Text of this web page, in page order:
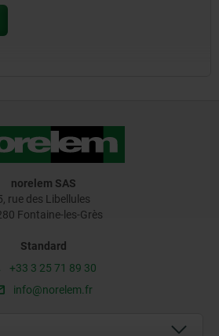
norelem SAS
rue des Libellules
Fontaine-les-Grès
Standard
+33 3 25 71 89 30
info@norelem.fr